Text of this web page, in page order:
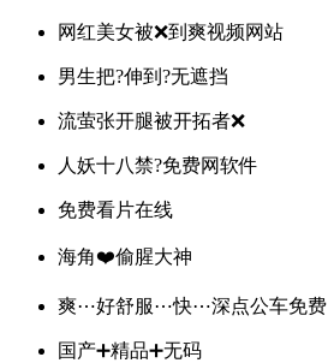
网红美女被❌到爽视频网站
男生把?伸到?无遮挡
流萤张开腿被开拓者❌
人妖十八禁?免费网软件
免费看片在线
海角❤️偷腥大神
爽⋯好舒服⋯快⋯深点公车免费
国产➕精品➕无码